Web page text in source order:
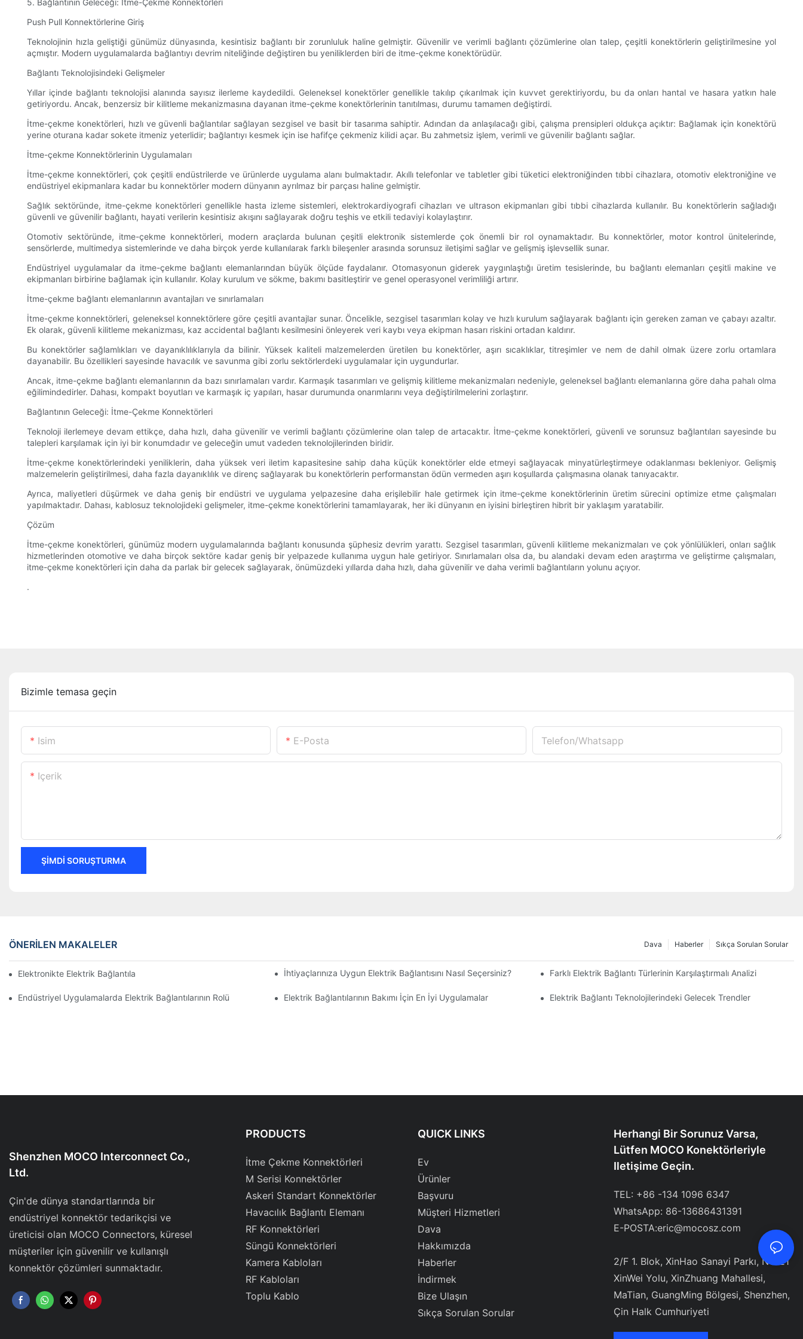
5. Bağlantının Geleceği: İtme-Çekme Konnektörleri
Push Pull Konnektörlerine Giriş
Teknolojinin hızla geliştiği günümüz dünyasında, kesintisiz bağlantı bir zorunluluk haline gelmiştir. Güvenilir ve verimli bağlantı çözümlerine olan talep, çeşitli konektörlerin geliştirilmesine yol
açmıştır. Modern uygulamalarda bağlantıyı devrim niteliğinde değiştiren bu yeniliklerden biri de itme-çekme konektörüdür.
Bağlantı Teknolojisindeki Gelişmeler
Yıllar içinde bağlantı teknolojisi alanında sayısız ilerleme kaydedildi. Geleneksel konektörler genellikle takılıp çıkarılmak için kuvvet gerektiriyordu, bu da onları hantal ve hasara yatkın hale
getiriyordu. Ancak, benzersiz bir kilitleme mekanizmasına dayanan itme-çekme konektörlerinin tanıtılması, durumu tamamen değiştirdi.
İtme-çekme konektörleri, hızlı ve güvenli bağlantılar sağlayan sezgisel ve basit bir tasarıma sahiptir. Adından da anlaşılacağı gibi, çalışma prensipleri oldukça açıktır: Bağlamak için konektörü
yerine oturana kadar sokete itmeniz yeterlidir; bağlantıyı kesmek için ise hafifçe çekmeniz kilidi açar. Bu zahmetsiz işlem, verimli ve güvenilir bağlantı sağlar.
İtme-çekme Konnektörlerinin Uygulamaları
İtme-çekme konnektörleri, çok çeşitli endüstrilerde ve ürünlerde uygulama alanı bulmaktadır. Akıllı telefonlar ve tabletler gibi tüketici elektroniğinden tıbbi cihazlara, otomotiv elektroniğine ve
endüstriyel ekipmanlara kadar bu konnektörler modern dünyanın ayrılmaz bir parçası haline gelmiştir.
Sağlık sektöründe, itme-çekme konektörleri genellikle hasta izleme sistemleri, elektrokardiyografi cihazları ve ultrason ekipmanları gibi tıbbi cihazlarda kullanılır. Bu konektörlerin sağladığı
güvenli ve güvenilir bağlantı, hayati verilerin kesintisiz akışını sağlayarak doğru teşhis ve etkili tedaviyi kolaylaştırır.
Otomotiv sektöründe, itme-çekme konnektörleri, modern araçlarda bulunan çeşitli elektronik sistemlerde çok önemli bir rol oynamaktadır. Bu konnektörler, motor kontrol ünitelerinde,
sensörlerde, multimedya sistemlerinde ve daha birçok yerde kullanılarak farklı bileşenler arasında sorunsuz iletişimi sağlar ve gelişmiş işlevsellik sunar.
Endüstriyel uygulamalar da itme-çekme bağlantı elemanlarından büyük ölçüde faydalanır. Otomasyonun giderek yaygınlaştığı üretim tesislerinde, bu bağlantı elemanları çeşitli makine ve
ekipmanları birbirine bağlamak için kullanılır. Kolay kurulum ve sökme, bakımı basitleştirir ve genel operasyonel verimliliği artırır.
İtme-çekme bağlantı elemanlarının avantajları ve sınırlamaları
İtme-çekme konnektörleri, geleneksel konnektörlere göre çeşitli avantajlar sunar. Öncelikle, sezgisel tasarımları kolay ve hızlı kurulum sağlayarak bağlantı için gereken zaman ve çabayı azaltır.
Ek olarak, güvenli kilitleme mekanizması, kaz accidental bağlantı kesilmesini önleyerek veri kaybı veya ekipman hasarı riskini ortadan kaldırır.
Bu konektörler sağlamlıkları ve dayanıklılıklarıyla da bilinir. Yüksek kaliteli malzemelerden üretilen bu konektörler, aşırı sıcaklıklar, titreşimler ve nem de dahil olmak üzere zorlu ortamlara
dayanabilir. Bu özellikleri sayesinde havacılık ve savunma gibi zorlu sektörlerdeki uygulamalar için uygundurlar.
Ancak, itme-çekme bağlantı elemanlarının da bazı sınırlamaları vardır. Karmaşık tasarımları ve gelişmiş kilitleme mekanizmaları nedeniyle, geleneksel bağlantı elemanlarına göre daha pahalı olma
eğilimindedirler. Dahası, kompakt boyutları ve karmaşık iç yapıları, hasar durumunda onarımlarını veya değiştirilmelerini zorlaştırır.
Bağlantının Geleceği: İtme-Çekme Konnektörleri
Teknoloji ilerlemeye devam ettikçe, daha hızlı, daha güvenilir ve verimli bağlantı çözümlerine olan talep de artacaktır. İtme-çekme konektörleri, güvenli ve sorunsuz bağlantıları sayesinde bu
talepleri karşılamak için iyi bir konumdadır ve geleceğin umut vadeden teknolojilerinden biridir.
İtme-çekme konektörlerindeki yeniliklerin, daha yüksek veri iletim kapasitesine sahip daha küçük konektörler elde etmeyi sağlayacak minyatürleştirmeye odaklanması bekleniyor. Gelişmiş
malzemelerin geliştirilmesi, daha fazla dayanıklılık ve direnç sağlayarak bu konektörlerin performanstan ödün vermeden aşırı koşullarda çalışmasına olanak tanıyacaktır.
Ayrıca, maliyetleri düşürmek ve daha geniş bir endüstri ve uygulama yelpazesine daha erişilebilir hale getirmek için itme-çekme konektörlerinin üretim sürecini optimize etme çalışmaları
yapılmaktadır. Dahası, kablosuz teknolojideki gelişmeler, itme-çekme konektörlerini tamamlayarak, her iki dünyanın en iyisini birleştiren hibrit bir yaklaşım yaratabilir.
Çözüm
İtme-çekme konektörleri, günümüz modern uygulamalarında bağlantı konusunda şüphesiz devrim yarattı. Sezgisel tasarımları, güvenli kilitleme mekanizmaları ve çok yönlülükleri, onları sağlık
hizmetlerinden otomotive ve daha birçok sektöre kadar geniş bir yelpazede kullanıma uygun hale getiriyor. Sınırlamaları olsa da, bu alandaki devam eden araştırma ve geliştirme çalışmaları,
itme-çekme konektörleri için daha da parlak bir gelecek sağlayarak, önümüzdeki yıllarda daha hızlı, daha güvenilir ve daha verimli bağlantıların yolunu açıyor.
.
Bizimle temasa geçin
Isim E-Posta Telefon/whatsapp
Içerik
ŞIMDI SORUŞTURMA
ÖNERILEN MAKALELER Sıkça Sorulan Sorular
Haberler
Dava
Elektronikte Elektrik Bağlantıları Üzerinde Teknolojinin Etkisi İhtiyaçlarınıza Uygun Elektrik Bağlantısını Nasıl Seçersiniz? Farklı Elektrik Bağlantı Türlerinin Karşılaştırmalı Analizi
Endüstriyel Uygulamalarda Elektrik Bağlantılarının Rolü Elektrik Bağlantılarının Bakımı İçin En İyi Uygulamalar Elektrik Bağlantı Teknolojilerindeki Gelecek Trendler
Shenzhen MOCO Interconnect Co.,
Ltd.
Çin'de dünya standartlarında bir
endüstriyel konnektör tedarikçisi ve
üreticisi olan MOCO Connectors, küresel
müşteriler için güvenilir ve kullanışlı
konnektör çözümleri sunmaktadır.
PRODUCTS
İtme Çekme Konnektörleri
M Serisi Konnektörler
Askeri Standart Konnektörler
Havacılık Bağlantı Elemanı
RF Konnektörleri
Süngü Konnektörleri
Kamera Kabloları
RF Kabloları
Toplu Kablo
QUICK LINKS
Ev
Ürünler
Başvuru
Müşteri Hizmetleri
Dava
Hakkımızda
Haberler
İndirmek
Bize Ulaşın
Sıkça Sorulan Sorular
Herhangi Bir Sorunuz Varsa,
Lütfen MOCO Konektörleriyle
Iletişime Geçin.
TEL: +86 -134 1096 6347
WhatsApp: 86-13686431391
E-POSTA:eric@mocosz.com
2/F 1. Blok, XinHao Sanayi Parkı, NO 21
XinWei Yolu, XinZhuang Mahallesi,
MaTian, ​​GuangMing Bölgesi, Shenzhen,
Çin Halk Cumhuriyeti